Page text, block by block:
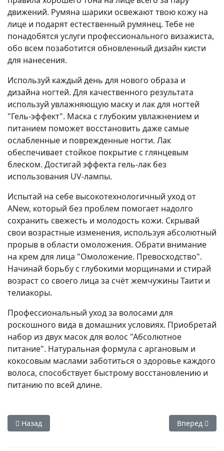
движений. Румяна шарики освежают твою кожу на
лице и подарят естественный румянец. Тебе не
понадобятся услуги профессионального визажиста,
обо всем позаботится обновленный дизайн кисти
для нанесения.
Используй каждый день для нового образа и
дизайна ногтей. Для качественного результата
используй увлажняющую маску и лак для ногтей
"Гель-эффект". Маска с глубоким увлажнением и
питанием поможет восстановить даже самые
ослабленные и поврежденные ногти. Лак
обеспечивает стойкое покрытие с глянцевым
блеском. Достигай эффекта гель-лак без
использования UV-лампы.
Испытай на себе высокотехнологичный уход от
ANew, который без проблем помогает надолго
сохранить свежесть и молодость кожи. Скрывай
свои возрастные изменения, используя абсолютный
прорыв в области омоложения. Обрати внимание
на крем для лица "Омоложение. Превосходство".
Начинай борьбу с глубокими морщинами и стирай
возраст со своего лица за счёт жемчужины Таити и
телиакоры.
Профессиональный уход за волосами для
роскошного вида в домашних условиях. Приобретай
набор из двух масок для волос "Абсолютное
питание". Натуральная формула с аргановым и
кокосовым маслами заботиться о здоровье каждого
волоса, способствует быстрому восстановлению и
питанию по всей длине.
Предыдущий: Эйвон каталог 2 2021 смотреть и листать
Назад Следующий:
Вперед